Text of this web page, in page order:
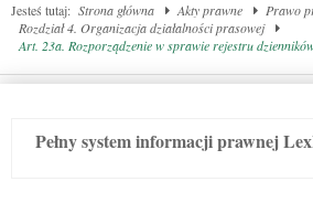
Jesteś tutaj: Strona główna Akty prawne
Prawo
Rozdział 4. Organizacja działalności prasowej
Art. 23a. Rozporządzenie w sprawie rejestru
Pełny system informacji prawnej